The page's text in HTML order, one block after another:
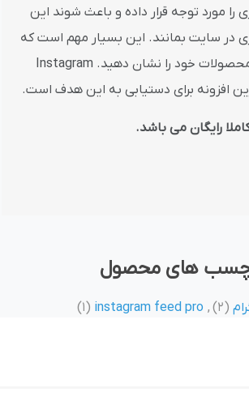
را مورد توجه قرار داده و باعث شوند این
در سایت بمانند. این بسیار مهم است که
استفاده واقعی از محصولات خود را نشان دهید. Instagram
رایگان می باشد.
های محصول
(2)
,
instagram feed pro
(1)